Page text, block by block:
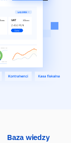
Baza wiedzy